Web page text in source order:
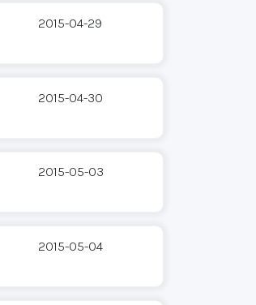
2015-04-29
2015-04-30
2015-05-03
2015-05-04